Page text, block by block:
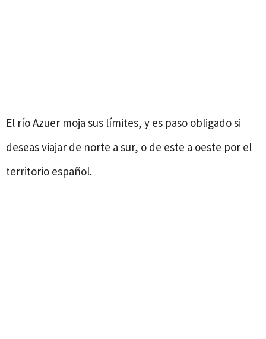
El río Azuer moja sus límites, y es paso obligado si
deseas viajar de norte a sur, o de este a oeste por el
territorio español.